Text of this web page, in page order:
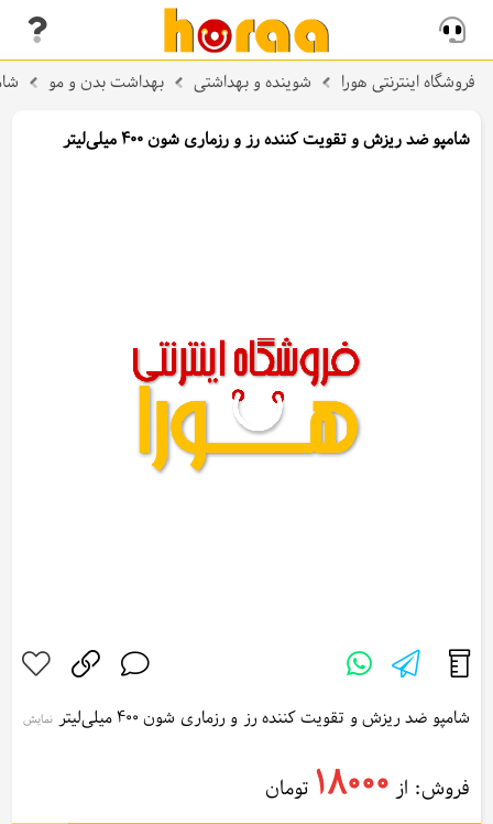
فروشگاه اینترنتی هورا شوینده و بهداشتی بهداشت بدن و مو
شامپو ضد ریزش و تقویت کننده رز و رزماری شون 400 میلی‌لیتر
شامپو ضد ریزش و تقویت کننده رز و رزماری شون 400 میلی‌لیتر
نمایش
Schon Anti-shedding shampoo and rose and rosemary booster
400 ml
فروش: از 18000 تومان